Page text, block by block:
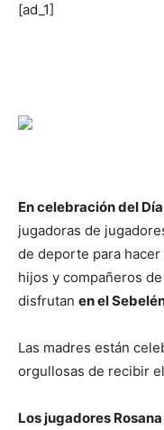
[ad_1]
En celebración del
jugadoras de
de deporte para
hijos y compañeros
disfrutan en el
Las madres están
orgullosas de recibir
Los jugadores